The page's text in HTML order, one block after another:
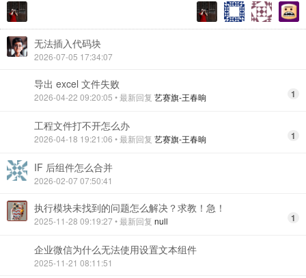
无法插入代码块
2026-07-05 17:34:07
导出 excel 文件失败
2026-04-22 09:20:05 • 最新回复 艺赛旗-王春晌 1
工程文件打不开怎么办
2026-04-18 19:21:06 • 最新回复 艺赛旗-王春晌 1
IF 后组件怎么合并
2026-02-07 07:50:41
执行模块未找到的问题怎么解决？求教！急！
2025-11-28 09:19:27 • 最新回复 null 1
企业微信为什么无法使用设置文本组件
2025-11-21 08:11:51